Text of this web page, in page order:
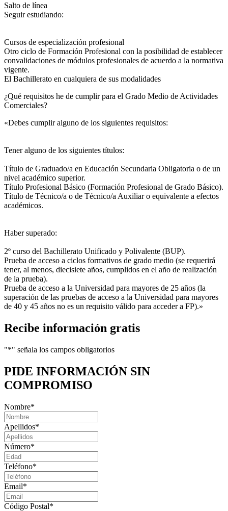
Salto de línea
Seguir estudiando:
Cursos de especialización profesional
Otro ciclo de Formación Profesional con la posibilidad de establecer
convalidaciones de módulos profesionales de acuerdo a la normativa
vigente.
El Bachillerato en cualquiera de sus modalidades
¿Qué requisitos he de cumplir para el Grado Medio de Actividades
Comerciales?
«Debes cumplir alguno de los siguientes requisitos:
Tener alguno de los siguientes títulos:
Título de Graduado/a en Educación Secundaria Obligatoria o de un
nivel académico superior.
Título Profesional Básico (Formación Profesional de Grado Básico).
Título de Técnico/a o de Técnico/a Auxiliar o equivalente a efectos
académicos.
Haber superado:
2º curso del Bachillerato Unificado y Polivalente (BUP).
Prueba de acceso a ciclos formativos de grado medio (se requerirá
tener, al menos, diecisiete años, cumplidos en el año de realización
de la prueba).
Prueba de acceso a la Universidad para mayores de 25 años (la
superación de las pruebas de acceso a la Universidad para mayores
de 40 y 45 años no es un requisito válido para acceder a FP).»
Recibe información gratis
"*" señala los campos obligatorios
PIDE INFORMACIÓN SIN
COMPROMISO
Nombre*
Apellidos*
Número*
Teléfono*
Email*
Código Postal*